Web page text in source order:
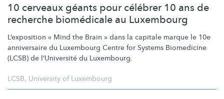
10 cerveaux géants pour célébrer 10 ans de
recherche biomédicale au Luxembourg
L’exposition « Mind the Brain » dans la capitale marque le 10e
anniversaire du Luxembourg Centre for Systems Biomedicine
(LCSB) de l’Université du Luxembourg.
LCSB, University of Luxembourg